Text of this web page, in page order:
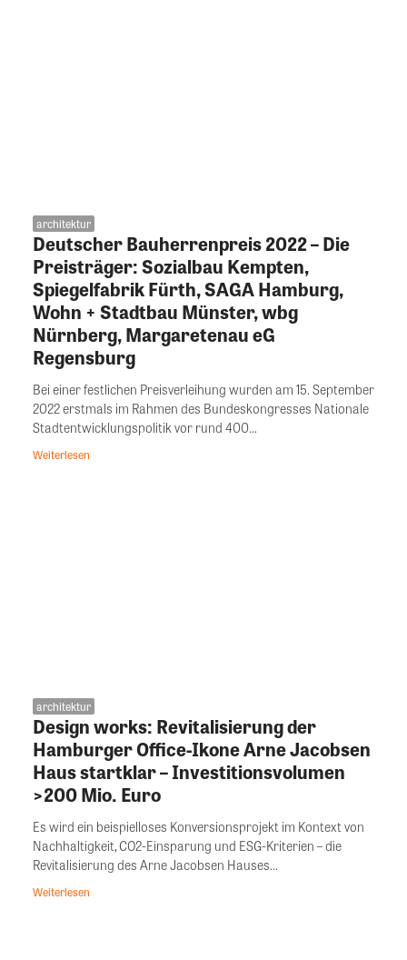
architektur
Deutscher Bauherrenpreis 2022 – Die
Preisträger: Sozialbau Kempten,
Spiegelfabrik Fürth, SAGA Hamburg,
Wohn + Stadtbau Münster, wbg
Nürnberg, Margaretenau eG
Regensburg
Bei einer festlichen Preisverleihung wurden am 15. September
2022 erstmals im Rahmen des Bundeskongresses Nationale
Stadtentwicklungspolitik vor rund 400...
Weiterlesen
architektur
Design works: Revitalisierung der
Hamburger Office-Ikone Arne Jacobsen
Haus startklar – Investitionsvolumen
>200 Mio. Euro
Es wird ein beispielloses Konversionsprojekt im Kontext von
Nachhaltigkeit, CO2-Einsparung und ESG-Kriterien – die
Revitalisierung des Arne Jacobsen Hauses...
Weiterlesen